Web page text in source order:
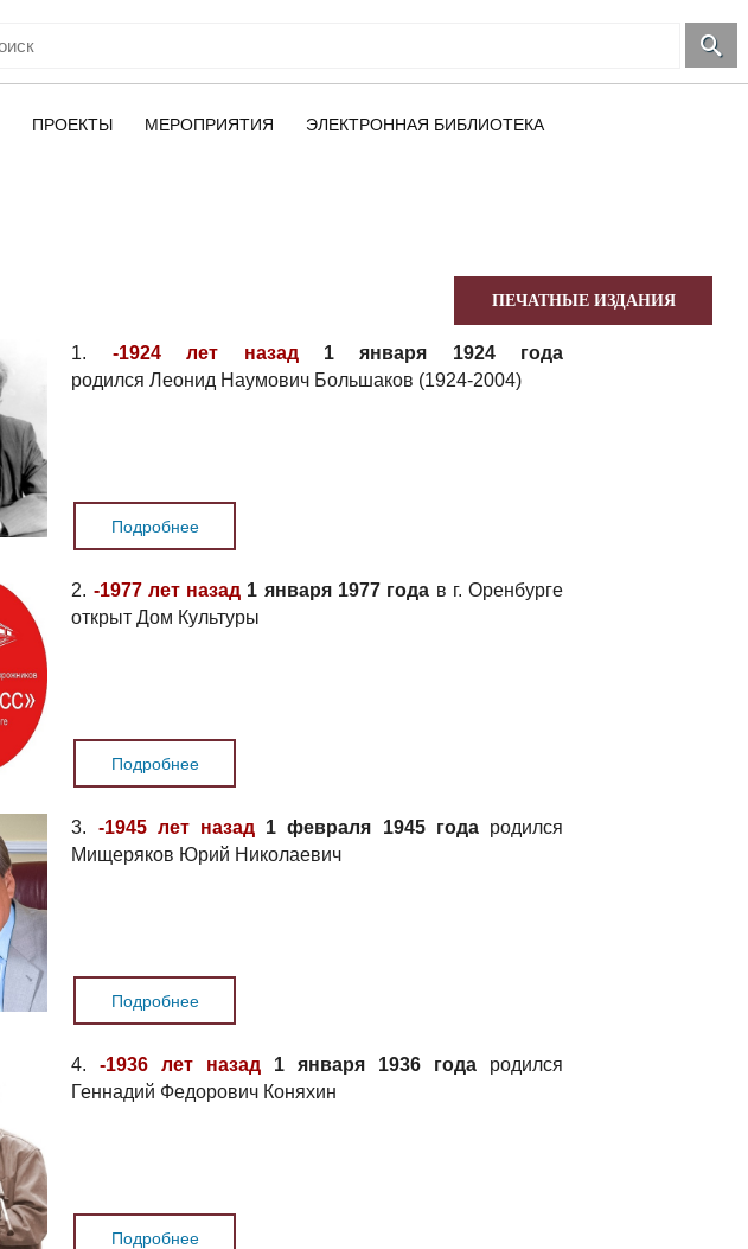
ПРОЕКТЫ МЕРОПРИЯТИЯ ЭЛЕКТРОННАЯ БИБЛИОТЕКА
ПЕЧАТНЫЕ ИЗДАНИЯ
1. -1924 лет назад1 января 1924 года
родился Леонид Наумович Большаков (1924-2004)
Подробнее
2. -1977 лет назад 1 января 1977 года в г. Оренбурге
открыт Дом Культуры
Подробнее
3. -1945 лет назад 1 февраля 1945 годародился
Мищеряков Юрий Николаевич
Подробнее
4.-1936 лет назад 1 января 1936 года родился
Геннадий Федорович Коняхин
Подробнее